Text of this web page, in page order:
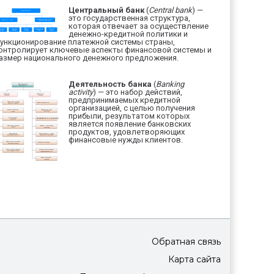
Центральный банк(Central bank) —
это государственная структура,
которая отвечает за осуществление
денежно-кредитной политики и
платежной системы страны,
ключевые аспекты финансовой системы и
национального денежного предложения.
Деятельность банка (Banking
activity) — это набор действий,
предпринимаемых кредитной
организацией, с целью получения
прибыли, результатом которых
является появление банковских
продуктов, удовлетворяющих
финансовые нужды клиентов.
Обратная связь
Карта сайта